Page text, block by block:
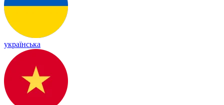
українська